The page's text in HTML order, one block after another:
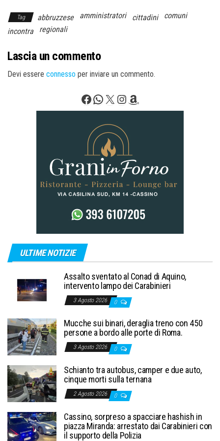
Tag abbruzzese amministratori cittadini
comuni
incontra
regionali
Lascia un commento
Devi essere connesso per inviare un commento.
Facebook
WhatsApp
X Instagram
Amazon
ULTIME NOTIZIE
Assalto sventato al Conad di Aquino,
intervento lampo dei Carabinieri
3 Agosto 2026 0
Mucche sui binari, deraglia treno con 450
persone a bordo alle porte di Roma.
3 Agosto 2026 0
Schianto tra autobus, camper e due auto,
cinque morti sulla ternana
2 Agosto 2026 0
Cassino, sorpreso a spacciare hashish in
piazza Miranda: arrestato dai Carabinieri con
il supporto della Polizia